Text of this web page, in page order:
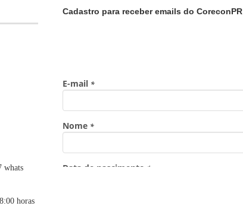
whats
horas
Cadastro para receber emails do CoreconPR